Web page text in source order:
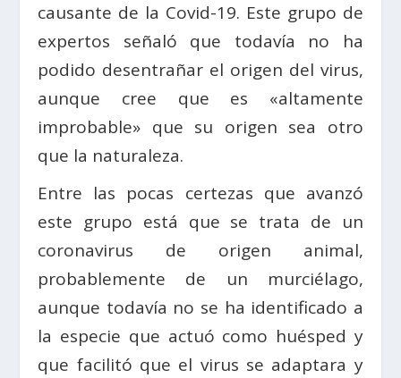
causante de la Covid-19. Este grupo de
expertos señaló que todavía no ha
podido desentrañar el origen del virus,
aunque cree que es «altamente
improbable» que su origen sea otro
que la naturaleza.
Entre las pocas certezas que avanzó
este grupo está que se trata de un
coronavirus de origen animal,
probablemente de un murciélago,
aunque todavía no se ha identificado a
la especie que actuó como huésped y
que facilitó que el virus se adaptara y